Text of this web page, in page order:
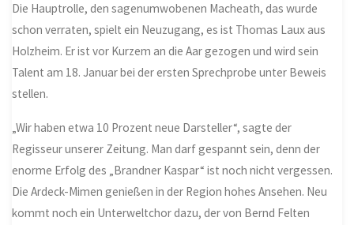
Die Hauptrolle, den sagenumwobenen Macheath, das wurde
schon verraten, spielt ein Neuzugang, es ist Thomas Laux aus
Holzheim. Er ist vor Kurzem an die Aar gezogen und wird sein
Talent am 18. Januar bei der ersten Sprechprobe unter Beweis
stellen.
„Wir haben etwa 10 Prozent neue Darsteller“, sagte der
Regisseur unserer Zeitung. Man darf gespannt sein, denn der
enorme Erfolg des „Brandner Kaspar“ ist noch nicht vergessen.
Die Ardeck-Mimen genießen in der Region hohes Ansehen. Neu
kommt noch ein Unterweltchor dazu, der von Bernd Felten